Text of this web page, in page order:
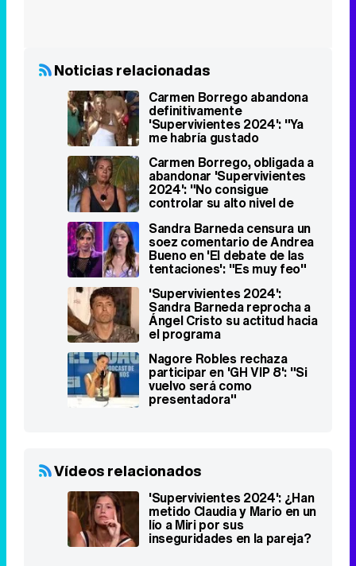
Noticias relacionadas
Carmen Borrego abandona
definitivamente
'Supervivientes 2024': "Ya
me habría gustado
quedarme"
Carmen Borrego, obligada a
abandonar 'Supervivientes
2024': "No consigue
controlar su alto nivel de
Sandra Barneda censura un
soez comentario de Andrea
Bueno en 'El debate de las
tentaciones': "Es muy feo"
'Supervivientes 2024':
Sandra Barneda reprocha a
Ángel Cristo su actitud hacia
el programa
Nagore Robles rechaza
participar en 'GH VIP 8': "Si
vuelvo será como
presentadora"
Vídeos relacionados
'Supervivientes 2024': ¿Han
metido Claudia y Mario en un
lío a Miri por sus
inseguridades en la pareja?